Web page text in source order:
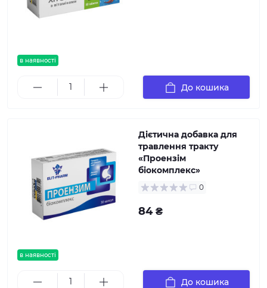
в наявності
До кошика
в наявності
Дієтична добавка для
травлення тракту
«Проензім
біокомплекс»
0
84 ₴
До кошика